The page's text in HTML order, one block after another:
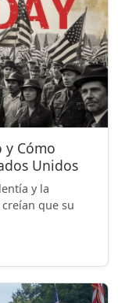
y Cómo
Unidos
y la
que su